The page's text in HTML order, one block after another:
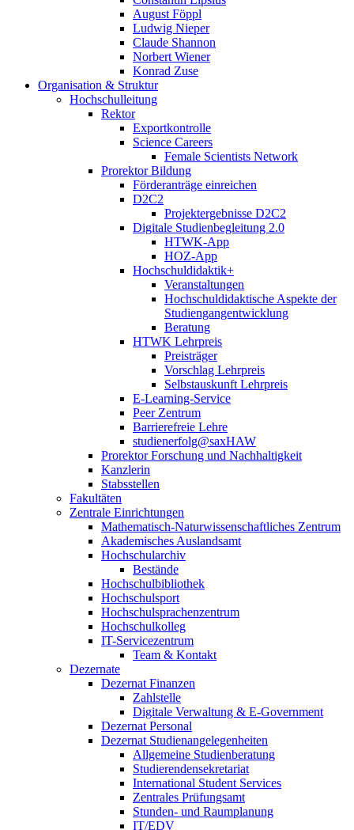
August Föppl
Ludwig Nieper
Claude Shannon
Norbert Wiener
Konrad Zuse
Organisation & Struktur
Hochschulleitung
Rektor
Exportkontrolle
Science Careers
Female Scientists Network
Prorektor Bildung
Förderanträge einreichen
D2C2
Projektergebnisse D2C2
Digitale Studienbegleitung 2.0
HTWK-App
HOZ-App
Hochschuldidaktik+
Veranstaltungen
Hochschuldidaktische Aspekte der
Studiengangentwicklung
Beratung
HTWK Lehrpreis
Preisträger
Vorschlag Lehrpreis
Selbstauskunft Lehrpreis
E-Learning-Service
Peer Zentrum
Barrierefreie Lehre
studienerfolg@saxHAW
Prorektor Forschung und Nachhaltigkeit
Kanzlerin
Stabsstellen
Fakultäten
Zentrale Einrichtungen
Mathematisch-Naturwissenschaftliches Zentrum
Akademisches Auslandsamt
Hochschularchiv
Bestände
Hochschulbibliothek
Hochschulsport
Hochschulsprachenzentrum
Hochschulkolleg
IT-Servicezentrum
Team & Kontakt
Dezernate
Dezernat Finanzen
Zahlstelle
Digitale Verwaltung & E-Government
Dezernat Personal
Dezernat Studienangelegenheiten
Allgemeine Studienberatung
Studierendensekretariat
International Student Services
Zentrales Prüfungsamt
Stunden- und Raumplanung
IT/EDV